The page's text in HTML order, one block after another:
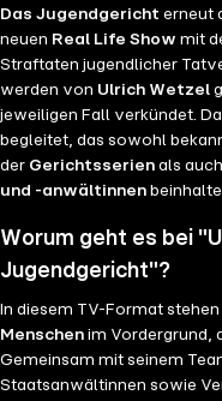
Das Jugendgericht erneut
neuen Real Life Show mit
Straftaten jugendlicher
werden von Ulrich Wetzel
jeweiligen Fall verkündet.
begleitet, das sowohl
der Gerichtsserien als
und -anwältinnen
Worum geht es bei
Jugendgericht"?
In diesem TV-Format stehen
Menschen im Vordergrund,
Gemeinsam mit seinem
Staatsanwältinnen sowie